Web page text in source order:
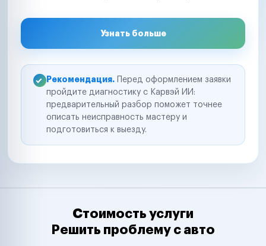
Узнать больше
Рекомендация. Перед оформлением заявки
пройдите диагностику с Карвэй ИИ:
предварительный разбор поможет точнее
описать неисправность мастеру и
подготовиться к выезду.
Стоимость услуги
Решить проблему с авто